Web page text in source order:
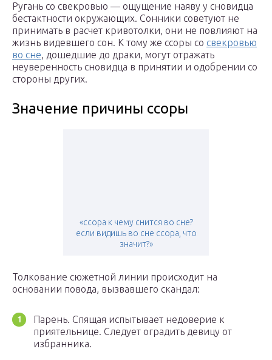
Ругань со свекровью — ощущение наяву у сновидца
бестактности окружающих. Сонники советуют не
принимать в расчет кривотолки, они не повлияют на
жизнь видевшего сон. К тому же ссоры со свекровью
во сне, дошедшие до драки, могут отражать
неуверенность сновидца в принятии и одобрении со
стороны других.
Значение причины ссоры
«ссора к чему снится во сне?
если видишь во сне ссора, что
значит?»
Толкование сюжетной линии происходит на
основании повода, вызвавшего скандал:
Парень. Спящая испытывает недоверие к
приятельнице. Следует оградить девицу от
избранника.